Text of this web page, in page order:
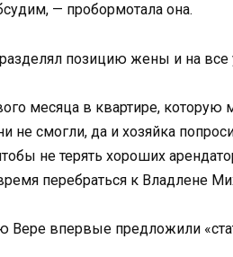
— пробормотала она.
позицию жены и на все
месяца в квартире, которую
не смогли, да и хозяйка
не терять хороших
перебраться к Владлене
Вере впервые предложили